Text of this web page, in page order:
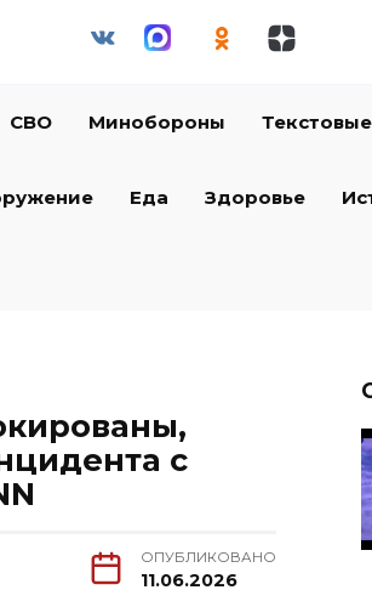
СВО Минобороны Текстовые
Еда Здоровье
с
ОПУБЛИКОВАНО
11.06.2026